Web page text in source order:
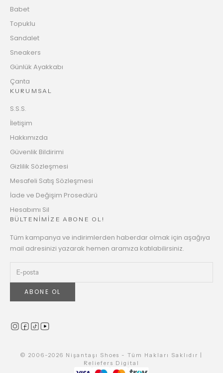
Babet
Topuklu
Sandalet
Sneakers
Günlük Ayakkabı
Çanta
KURUMSAL
S.S.S.
İletişim
Hakkımızda
Güvenlik Bildirimi
Gizlilik Sözleşmesi
Mesafeli Satış Sözleşmesi
İade ve Değişim Prosedürü
Hesabımı Sil
BÜLTENİMİZE ABONE OL!
Tüm kampanya ve indirimlerden haberdar olmak için aşağıya
mail adresinizi yazarak hemen aramıza katılabilirsiniz.
ABONE OL
© 2006-2026 Nişantaşı Shoes - Tüm Hakları Saklıdır |
Reliefers Digital